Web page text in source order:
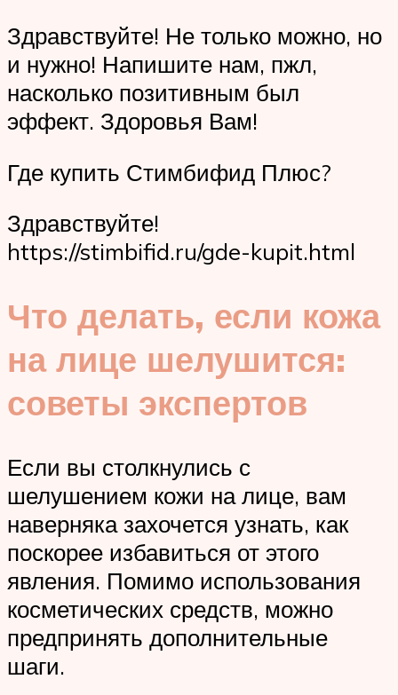
Здравствуйте! Не только можно, но
и нужно! Напишите нам, пжл,
насколько позитивным был
эффект. Здоровья Вам!
Где купить Стимбифид Плюс?
Здравствуйте!
https://stimbifid.ru/gde-kupit.html
Что делать, если кожа
на лице шелушится:
советы экспертов
Если вы столкнулись с
шелушением кожи на лице, вам
наверняка захочется узнать, как
поскорее избавиться от этого
явления. Помимо использования
косметических средств, можно
предпринять дополнительные
шаги.